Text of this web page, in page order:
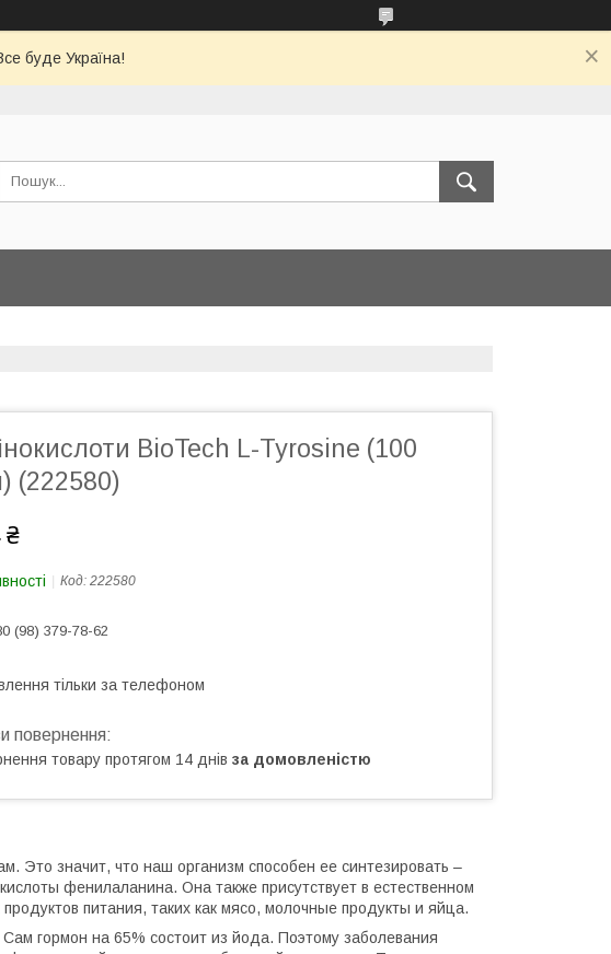
буде Україна!
BioTech L-Tyrosine (100
(222580)
₴
Код: 222580
(98) 379-78-62
тільки за телефоном
товару протягом 14 днів за домовленістю
Это значит, что наш организм способен ее синтезировать –
фенилаланина. Она также присутствует в естественном
питания, таких как мясо, молочные продукты и яйца.
гормон на 65% состоит из йода. Поэтому заболевания